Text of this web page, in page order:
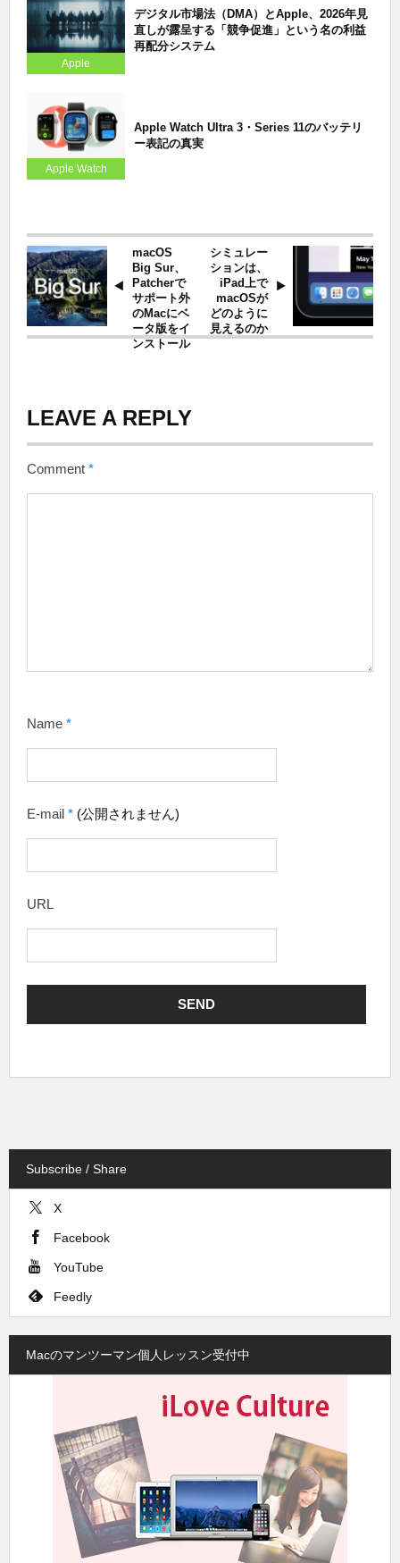
Apple
デジタル市場法（DMA）とApple、2026年見
直しが露呈する「競争促進」という名の利益
再配分システム
Apple Watch
Apple Watch Ultra 3・Series 11のバッテリ
ー表記の真実
macOS
Big Sur、
Patcherで
サポート外
のMacにベ
ータ版をイ
ンストール
シミュレー
ションは、
iPad上で
macOSが
どのように
見えるのか
LEAVE A REPLY
Comment *
Name *
E-mail * (公開されません)
URL
Subscribe / Share
X
Facebook
YouTube
Feedly
Macのマンツーマン個人レッスン受付中